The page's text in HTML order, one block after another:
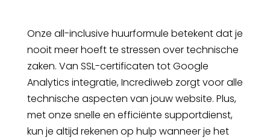
Onze all-inclusive huurformule betekent dat je
nooit meer hoeft te stressen over technische
zaken. Van SSL-certificaten tot Google
Analytics integratie, Incrediweb zorgt voor alle
technische aspecten van jouw website. Plus,
met onze snelle en efficiënte supportdienst,
kun je altijd rekenen op hulp wanneer je het